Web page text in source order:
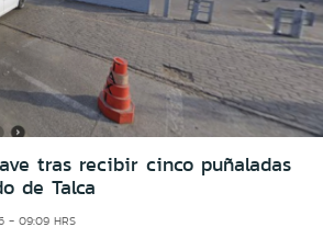
tras recibir cinco puñaladas
de Talca
- 09:09 HRS